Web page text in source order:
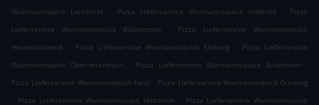
Wurmannsquick Laimbichl
. Pizza Lieferservice Wurmannsquick Unteröd .
Pizza
Lieferservice Wurmannsquick Kühstetten
.
Pizza Lieferservice Wurmannsquick
Heckenschneid
. Pizza Lieferservice Wurmannsquick Einberg . Pizza Lieferservice
Wurmannsquick Oberleitenbach
. Pizza Lieferservice Wurmannsquick Schachten
.
Pizza Lieferservice Wurmannsquick Haid . Pizza Lieferservice Wurmannsquick Grinzing
. Pizza Lieferservice Wurmannsquick Hinterloh . Pizza Lieferservice Wurmannsquick